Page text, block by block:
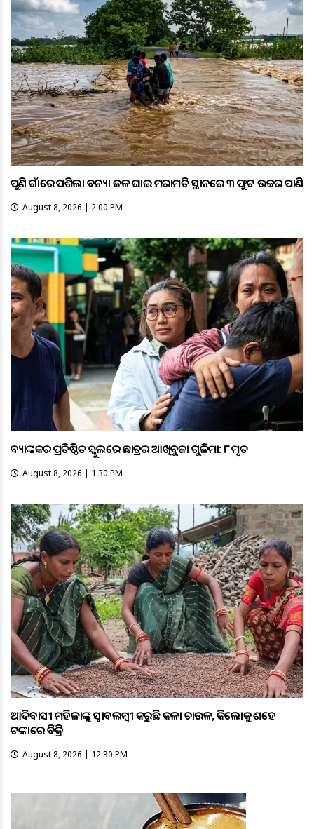
ପୁଣି ଗାଁରେ ପଶିଲା ବନ୍ୟା ଜଳ ଘାଇ ମରାମତି ସ୍ଥାନରେ ୩ ଫୁଟ ଉଚ୍ଚର ପାଣି
August 8, 2026 | 2:00 PM
ବ୍ୟାଙ୍କକର ପ୍ରତିଷ୍ଠିତ ସ୍କୁଲରେ ଛାତ୍ରର ଆଖିବୁଜା ଗୁଳିମାଡ଼: ୮ ମୃତ
August 8, 2026 | 1:30 PM
ଆଦିବାସୀ ମହିଳାଙ୍କୁ ସ୍ଵାବଲମ୍ଵୀ କରୁଛି କଳା ଚାଉଳ, କିଲୋକୁ ଶହେ
ଟଙ୍କାରେ ବିକ୍ରି
August 8, 2026 | 12:30 PM